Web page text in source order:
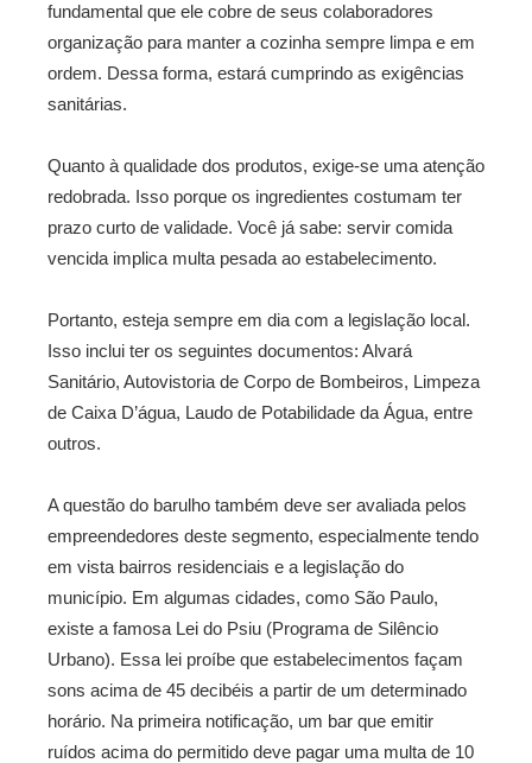
fundamental que ele cobre de seus colaboradores
organização para manter a cozinha sempre limpa e em
ordem. Dessa forma, estará cumprindo as exigências
sanitárias.
Quanto à qualidade dos produtos, exige-se uma atenção
redobrada. Isso porque os ingredientes costumam ter
prazo curto de validade. Você já sabe: servir comida
vencida implica multa pesada ao estabelecimento.
Portanto, esteja sempre em dia com a legislação local.
Isso inclui ter os seguintes documentos: Alvará
Sanitário, Autovistoria de Corpo de Bombeiros, Limpeza
de Caixa D’água, Laudo de Potabilidade da Água, entre
outros.
A questão do barulho também deve ser avaliada pelos
empreendedores deste segmento, especialmente tendo
em vista bairros residenciais e a legislação do
município. Em algumas cidades, como São Paulo,
existe a famosa Lei do Psiu (Programa de Silêncio
Urbano). Essa lei proíbe que estabelecimentos façam
sons acima de 45 decibéis a partir de um determinado
horário. Na primeira notificação, um bar que emitir
ruídos acima do permitido deve pagar uma multa de 10